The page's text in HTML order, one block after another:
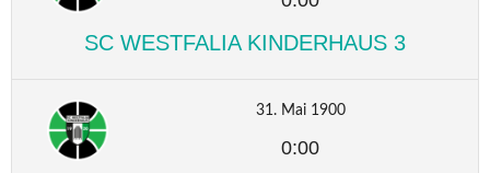
SC WESTFALIA KINDERHAUS 3
31. Mai 1900
0:00